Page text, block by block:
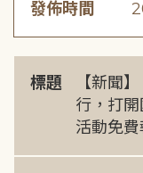
發佈時間
標題
【新聞
行，打
活動免費